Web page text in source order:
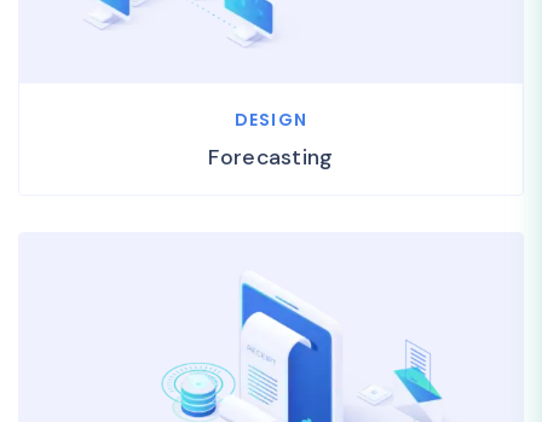
DESIGN
Forecasting